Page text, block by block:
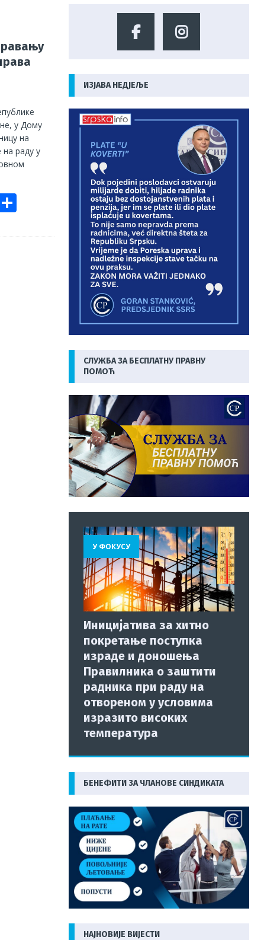
у Дому
на
раду у
S
ИЗЈАВА НЕДЈЕЉЕ
СЛУЖБА ЗА БЕСПЛАТНУ ПРАВНУ
ПОМОЋ
У ФОКУСУ
Иницијатива за хитно
покретање поступка
израде и доношења
Правилника о заштити
радника при раду на
отвореном у условима
изразито високих
температура
БЕНЕФИТИ ЗА ЧЛАНОВЕ СИНДИКАТА
НАЈНОВИЈЕ ВИЈЕСТИ